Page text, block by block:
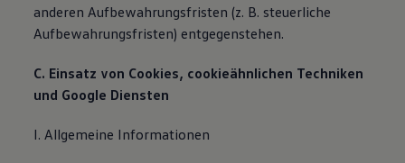
anderen Aufbewahrungsfristen (z. B. steuerliche
Aufbewahrungsfristen) entgegenstehen.
C. Einsatz von Cookies, cookieähnlichen Techniken
und Google Diensten
I. Allgemeine Informationen